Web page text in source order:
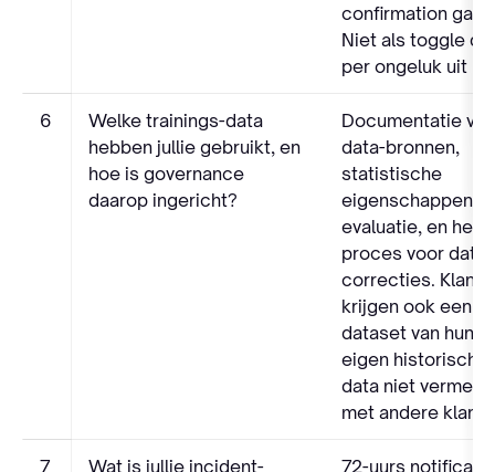
confirmation gate.
Niet als toggle die
per ongeluk uit
6
Welke trainings-data
hebben jullie gebruikt, en
hoe is governance
daarop ingericht?
Documentatie van
data-bronnen,
statistische
eigenschappen,
evaluatie, en het
proces voor data-
correcties.
krijgen ook een
dataset van hun
eigen historische
data niet
met andere
7 Wat is jullie incident- 72-uurs